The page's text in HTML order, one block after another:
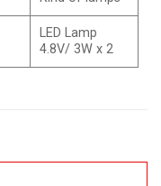
LED Lamp
4.8V/ 3W x 2